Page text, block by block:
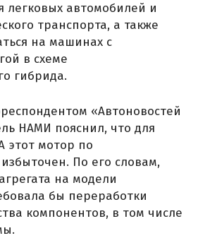
легковых автомобилей и
транспорта, а также
на машинах с
в схеме
гибрида.
«Автоновостей
НАМИ пояснил, что для
этот мотор по
По его словам,
на модели
бы переработки
компонентов, в том числе